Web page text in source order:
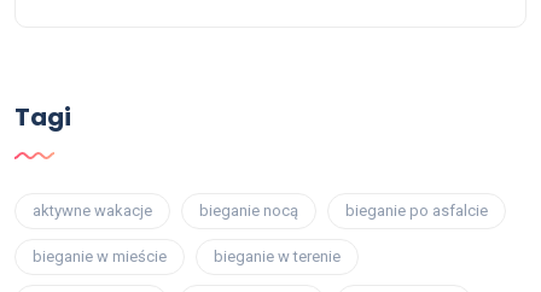
Tagi
aktywne wakacje bieganie nocą bieganie po asfalcie
bieganie w mieście bieganie w terenie